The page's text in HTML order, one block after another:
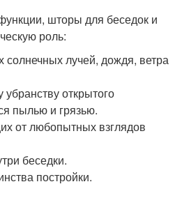
шторы для беседок и
роль:
лучей, дождя, ветра
открытого
пылью и грязью.
от любопытных взглядов
беседки.
постройки.